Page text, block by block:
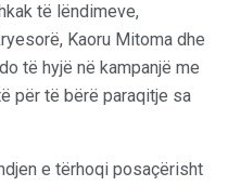
të lëndimeve,
Kaoru Mitoma dhe
të hyjë në kampanjë me
për të bërë paraqitje sa
e tërhoqi posaçërisht